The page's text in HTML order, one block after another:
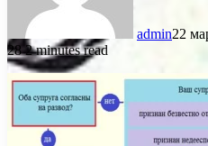
admin22
282 minutes read